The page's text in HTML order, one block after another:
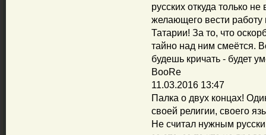
русских откуда только
желающего вести работу
Татарии! За то, что
тайно над ним смеётся.
будешь кричать - будет
BooRe
11.03.2016 13:47
Палка о двух концах!
своей религии, своего
Не считал нужным